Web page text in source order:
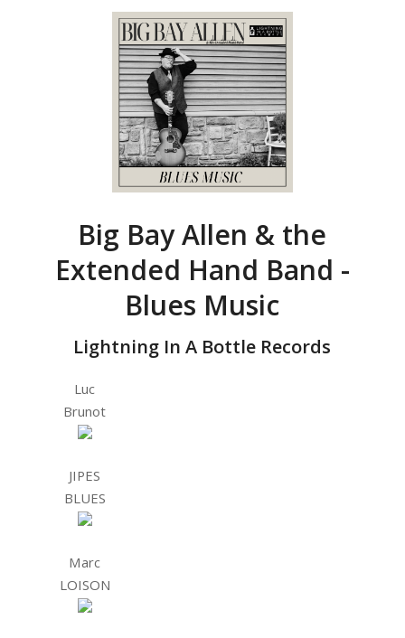
Big Bay Allen & the
Extended Hand Band -
Blues Music
Lightning In A Bottle Records
Luc
Brunot
JIPES
BLUES
Marc
LOISON